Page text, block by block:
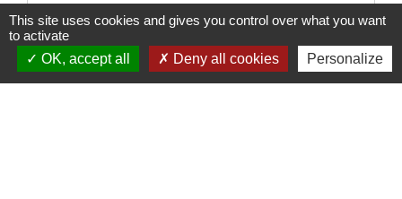
Pour en savoir plus
This site uses cookies and gives you control over what you want
to activate
OK, accept all
Deny all cookies Personalize